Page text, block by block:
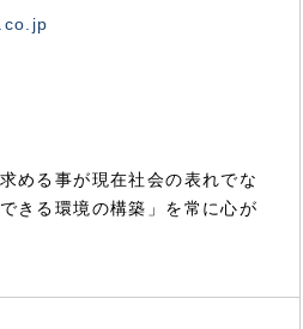
める事が現在社会の表れでな
きる環境の構築」を常に心が